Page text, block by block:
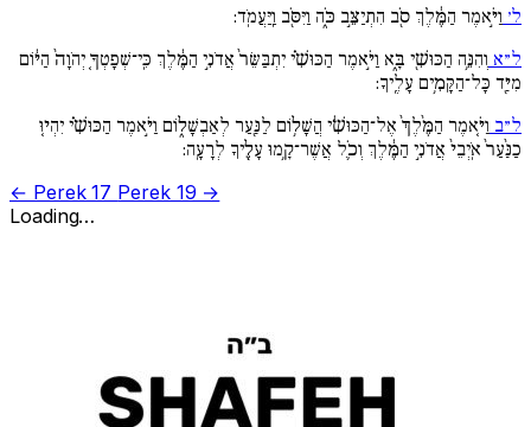
ל׳ וַיֹּ֣אמֶר הַמֶּ֔לֶךְ סֹ֖ב הִתְיַצֵּ֣ב כֹּ֑ה וַיִּסֹּ֖ב וַֽיַּעֲמֹֽד:
ל״א וְהִנֵּ֥ה הַכּוּשִׁ֖י בָּ֑א וַיֹּ֣אמֶר הַכּוּשִׁ֗י יִתְבַּשֵּׂר֙ אֲדֹנִ֣י הַמֶּ֔לֶךְ כִּֽי־שְׁפָטְךָ֚ יְהֹוָה֙ הַיּ֔וֹם
מִיַּ֖ד כָּל־הַקָּמִ֥ים עָלֶֽיךָ:
ל״ב וַיֹּ֚אמֶר הַמֶּ֙לֶךְ֙ אֶל־הַכּוּשִׁ֔י הֲשָׁל֥וֹם לַנַּ֖עַר לְאַבְשָׁל֑וֹם וַיֹּ֣אמֶר הַכּוּשִׁ֗י יִהְי֚וּ
כַנַּ֙עַר֙ אֹֽיְבֵי֙ אֲדֹנִ֣י הַמֶּ֔לֶךְ וְכֹ֛ל אֲשֶׁר־קָ֥מוּ עָלֶ֖יךָ לְרָעָֽה:
← Perek 17 Perek 19 →
Loading…